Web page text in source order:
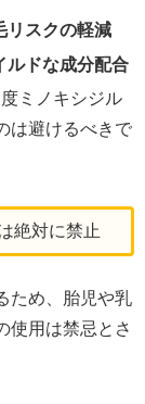
リスクの軽減
ルドな成分配合
ミノキシジル
は避けるべきで
絶対に禁止
ため、胎児や乳
使用は禁忌とさ